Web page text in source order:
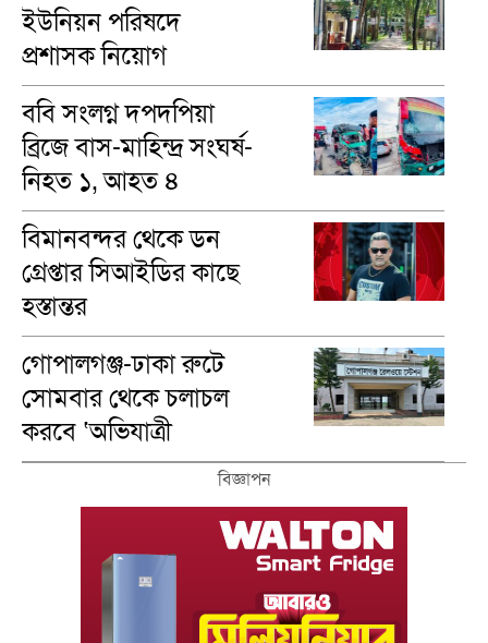
ইউনিয়ন পরিষদে
প্রশাসক নিয়োগ
ববি সংলগ্ন দপদপিয়া
ব্রিজে বাস-মাহিন্দ্র সংঘর্ষ-
নিহত ১, আহত ৪
বিমানবন্দর থেকে ডন
গ্রেপ্তার সিআইডির কাছে
হস্তান্তর
গোপালগঞ্জ-ঢাকা রুটে
সোমবার থেকে চলাচল
করবে ‘অভিযাত্রী
কমিউটার’ ট্রেন
বিজ্ঞাপন